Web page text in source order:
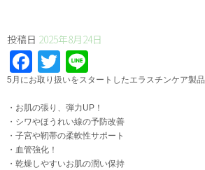
投稿日 2025年8月24日
Facebook
Twitter
5月にお取り扱いをスタートしたエラスチンケア製品
・お肌の張り、弾力UP！
・シワやほうれい線の予防改善
・子宮や靭帯の柔軟性サポート
・血管強化！
・乾燥しやすいお肌の潤い保持